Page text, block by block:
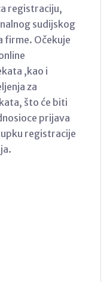
registraciju,
sudijskog
firme. Očekuje
,kao i
za
što će biti
prijava
registracije